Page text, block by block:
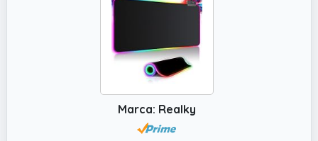
Marca: Realky